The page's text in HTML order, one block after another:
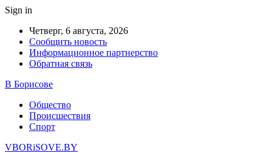
Sign in
Четверг, 6 августа, 2026
Сообщить новость
Информационное партнерство
Обратная связь
В Борисове
Общество
Происшествия
Спорт
VBORiSOVE.BY